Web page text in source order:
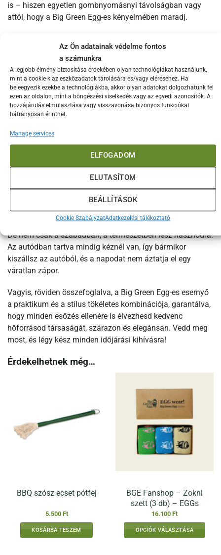
Az Ön adatainak védelme fontos
a számunkra
A legjobb élmény biztosítása érdekében olyan technológiákat használunk,
mint a cookie-k az eszközadatok tárolására és/vagy eléréséhez. Ha
beleegyezik ezekbe a technológiákba, akkor olyan adatokat dolgozhatunk fel
ezen az oldalon, mint a böngészési viselkedés vagy az egyedi azonosítók. A
hozzájárulás elmulasztása vagy visszavonása bizonyos funkciókat
hátrányosan érinthet.
Manage services
ELFOGADOM
ELUTASÍTOM
BEÁLLÍTÁSOK
Cookie SzabályzatAdatkezelési tájékoztató
is – hiszen egyetlen gombnyomásnyi távolságban vagy
attól, hogy a Big Green Egg-es kényelmében maradj.
hanem a funkcionalitásban is kiemelkedik. Tíz erős
pálcájának köszönhetően, ez az esernyő szélálló is, tehát
nem kell aggódnod, hogy egy váratlan szellő megrongálja.
A Big Green Egg-es esernyő nem csak a kertben, a teraszon
vagy a pikniknél jön jól, hanem ideális társ
tudjuk, hogy az eső néha mindannyiunkat meglephet. Ezen
esernyővel minden sétánk szárazon és kellemesen fog
A praktikum tehát megvan, de a dizájn sem maradhat el. A
Big Green Egg logóval ellátott esernyő szemet
gyönyörködtető zöld színével és minőségi anyagával
biztosan mindenkit lenyűgöz.
De nem csak a szabadban, a természetben lesz hasznodra.
Az autódban tartva mindig kéznél van, így bármikor
kiszállsz az autóból, és a napodat nem áztatja el egy
váratlan zápor.
Vagyis, röviden összefoglalva, a Big Green Egg-es esernyő
a praktikum és a stílus tökéletes kombinációja, garantálva,
hogy minden esőzés ellenére is élvezhesd kedvenc
hőforrásod társaságát, szárazon és elegánsan. Vedd meg
most, és légy kész minden időjárási kihívásra!
Érdekelhetnek még…
BBQ szósz ecset pótfej
5.500 Ft
KOSÁRBA TESZEM
BGE Fanshop – Zokni
szett (3 db) – EGGs
16.100 Ft
OPCIÓK VÁLASZTÁSA